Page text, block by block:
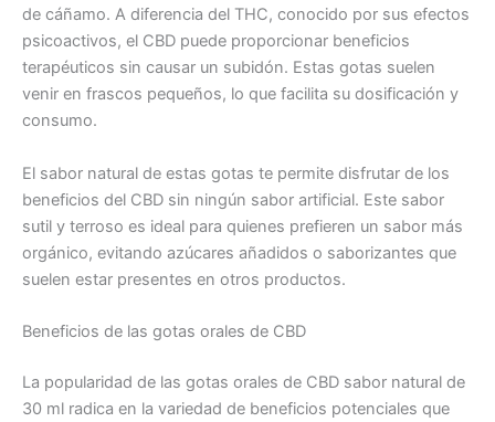
de cáñamo. A diferencia del THC, conocido por sus efectos
psicoactivos, el CBD puede proporcionar beneficios
terapéuticos sin causar un subidón. Estas gotas suelen
venir en frascos pequeños, lo que facilita su dosificación y
consumo.
El sabor natural de estas gotas te permite disfrutar de los
beneficios del CBD sin ningún sabor artificial. Este sabor
sutil y terroso es ideal para quienes prefieren un sabor más
orgánico, evitando azúcares añadidos o saborizantes que
suelen estar presentes en otros productos.
Beneficios de las gotas orales de CBD
La popularidad de las gotas orales de CBD sabor natural de
30 ml radica en la variedad de beneficios potenciales que